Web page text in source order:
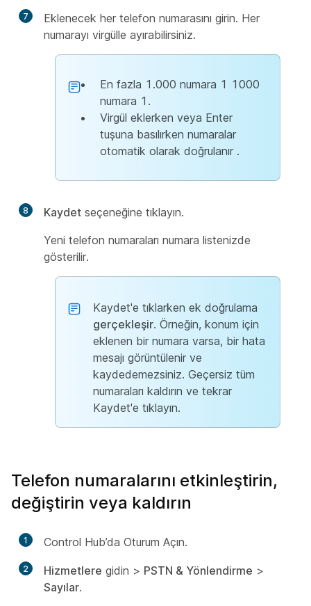
7
Eklenecek her telefon numarasını girin. Her
numarayı virgülle ayırabilirsiniz.
En fazla 1.000 numara 1 1000
numara 1.
Virgül eklerken veya Enter
tuşuna basılırken numaralar
otomatik olarak doğrulanır .
8 Kaydet seçeneğine tıklayın.
Yeni telefon numaraları numara listenizde
gösterilir.
Kaydet'e tıklarken ek doğrulama
gerçekleşir. Örneğin, konum için
eklenen bir numara varsa, bir hata
mesajı görüntülenir ve
kaydedemezsiniz. Geçersiz tüm
numaraları kaldırın ve tekrar
Kaydet'e tıklayın.
Telefon numaralarını etkinleştirin,
değiştirin veya kaldırın
1 Control Hub’da Oturum Açın.
2 Hizmetlere gidin > PSTN & Yönlendirme >
Sayılar.